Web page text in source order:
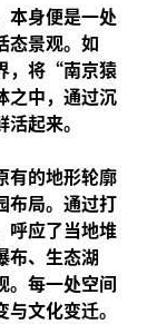
本身便是一处
态景观。如
，将“南京猿
之中，通过沉
起来。
有的地形轮廓
布局。通过打
呼应了当地堆
布、生态湖
。每一处空间
文化变迁。